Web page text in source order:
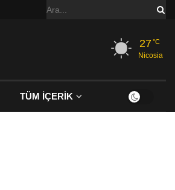
27°C
Nicosia
TÜM İÇERİK